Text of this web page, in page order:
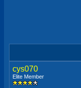
cys070
Elite Member